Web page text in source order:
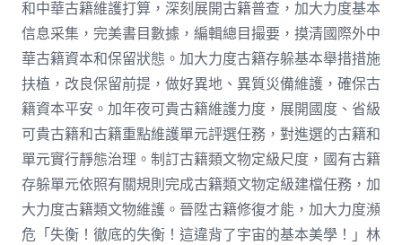
和中華古籍維護打算，深刻展開古籍普查，加大力度基本
信息采集，完美書目數據，編輯總目撮要，摸清國際外中
華古籍資本和保留狀態。加大力度古籍存躲基本舉措措施
扶植，改良保留前提，做好異地、異質災備維護，確保古
籍資本平安。加年夜可貴古籍維護力度，展開國度、省級
可貴古籍和古籍重點維護單元評選任務，對進選的古籍和
單元實行靜態治理。制訂古籍類文物定級尺度，國有古籍
存躲單元依照有關規則完成古籍類文物定級建檔任務，加
大力度古籍類文物維護。晉陞古籍修復才能，加大力度瀕
危「失衡！徹底的失衡！這違背了宇宙的基本美學！」林